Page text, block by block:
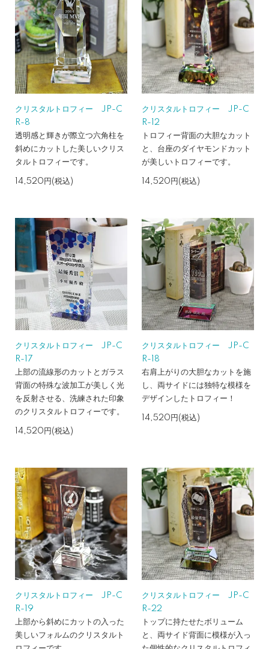
クリスタルトロフィー JP-C
R-8
透明感と輝きが際立つ六角柱を
斜めにカットした美しいクリス
タルトロフィーです。
14,520円(税込)
クリスタルトロフィー JP-C
R-12
トロフィー背面の大胆なカット
と、台座のダイヤモンドカット
が美しいトロフィーです。
14,520円(税込)
クリスタルトロフィー JP-C
R-17
上部の流線形のカットとガラス
背面の特殊な波加工が美しく光
を反射させる、洗練された印象
のクリスタルトロフィーです。
14,520円(税込)
クリスタルトロフィー JP-C
R-18
右肩上がりの大胆なカットを施
し、両サイドには独特な模様を
デザインしたトロフィー！
14,520円(税込)
クリスタルトロフィー JP-C
R-19
上部から斜めにカットの入った
美しいフォルムのクリスタルト
クリスタルトロフィー JP-C
R-22
トップに持たせたボリューム
と、両サイド背面に模様が入っ